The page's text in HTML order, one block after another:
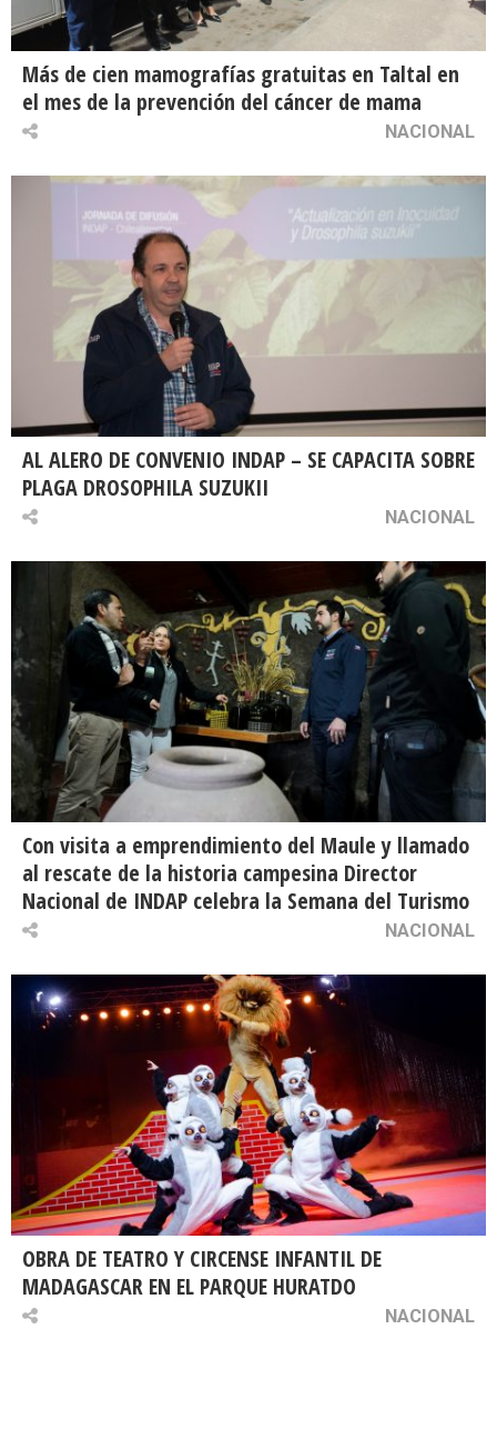
Más de cien mamografías gratuitas en Taltal en
el mes de la prevención del cáncer de mama
NACIONAL
AL ALERO DE CONVENIO INDAP – SE CAPACITA SOBRE
PLAGA DROSOPHILA SUZUKII
NACIONAL
Con visita a emprendimiento del Maule y llamado
al rescate de la historia campesina Director
Nacional de INDAP celebra la Semana del Turismo
NACIONAL
OBRA DE TEATRO Y CIRCENSE INFANTIL DE
MADAGASCAR EN EL PARQUE HURATDO
NACIONAL